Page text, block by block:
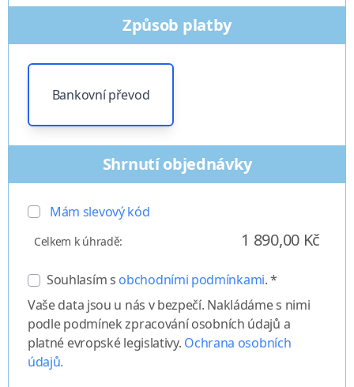
Způsob platby
Bankovní převod
Shrnutí objednávky
Mám slevový kód
Celkem k úhradě: 1 890,00 Kč
Souhlasím s obchodními podmínkami. *
Vaše data jsou u nás v bezpečí. Nakládáme s nimi
podle podmínek zpracování osobních údajů a
platné evropské legislativy. Ochrana osobních
údajů.